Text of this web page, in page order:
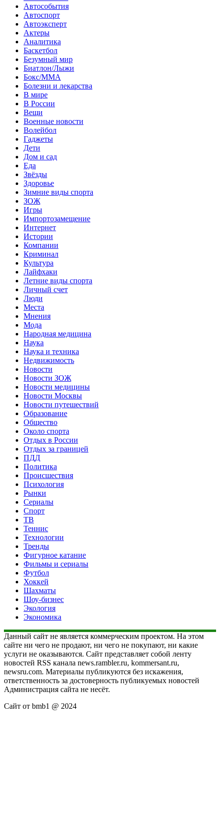
Автособытия
Автоспорт
Автоэксперт
Актеры
Аналитика
Баскетбол
Безумный мир
Биатлон/Лыжи
Бокс/MMA
Болезни и лекарства
В мире
В России
Вещи
Военные новости
Волейбол
Гаджеты
Дети
Дом и сад
Еда
Звёзды
Здоровье
Зимние виды спорта
ЗОЖ
Игры
Импортозамещение
Интернет
Истории
Компании
Криминал
Культура
Лайфхаки
Летние виды спорта
Личный счет
Люди
Места
Мнения
Мода
Народная медицина
Наука
Наука и техника
Недвижимость
Новости
Новости ЗОЖ
Новости медицины
Новости Москвы
Новости путешествий
Образование
Общество
Около спорта
Отдых в России
Отдых за границей
ПДД
Политика
Происшествия
Психология
Рынки
Сериалы
Спорт
ТВ
Теннис
Технологии
Тренды
Фигурное катание
Фильмы и сериалы
Футбол
Хоккей
Шахматы
Шоу-бизнес
Экология
Экономика
Данный сайт не является коммерческим проектом. На этом
сайте ни чего не продают, ни чего не покупают, ни какие
услуги не оказываются. Сайт представляет собой ленту
новостей RSS канала news.rambler.ru, kommersant.ru,
newsru.com. Материалы публикуются без искажения,
ответственность за достоверность публикуемых новостей
Администрация сайта не несёт.
Сайт от bmb1 @ 2024